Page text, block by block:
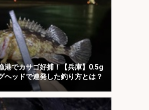
港でカサゴ好捕！【兵庫】0.5g
ヘッドで連発した釣り方とは？